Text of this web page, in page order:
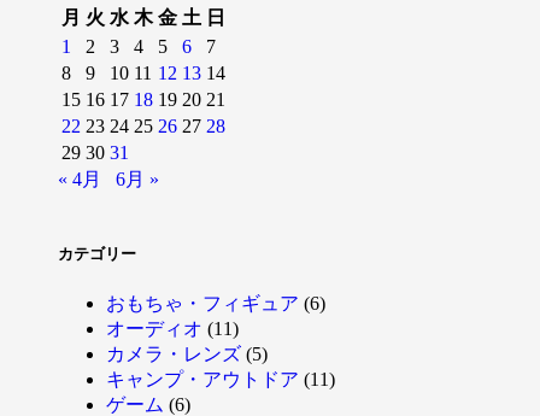
月 火 水 木 金 土 日
1
2 3 4 5 6
7
8
9 10 11 12 13 14
15 16 17 18 19 20 21
22 23 24 25 26 27 28
29 30 31
« 4月
6月 »
カテゴリー
おもちゃ・フィギュア (6)
オーディオ (11)
カメラ・レンズ (5)
キャンプ・アウトドア (11)
ゲーム (6)